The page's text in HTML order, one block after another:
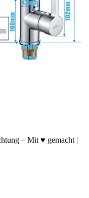
– Mit ♥ gemacht |